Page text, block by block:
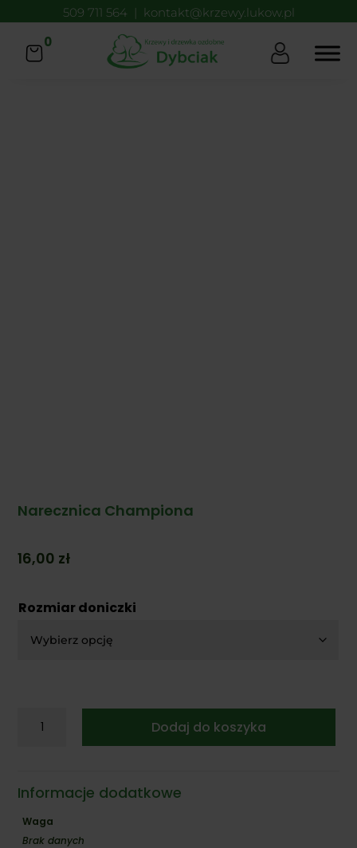
509 711 564 | kontakt@krzewy.lukow.pl
0
Narecznica Championa
16,00 zł
Rozmiar doniczki
Narecznica
Dodaj do koszyka
Informacje dodatkowe
Waga
Brak danych